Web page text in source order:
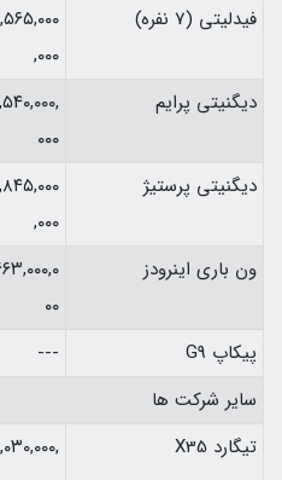
فیدلیتی (7 نفره)
,۰۰۰
دیگنیتی پرایم
۰۰۰
دیگنیتی پرستیژ
,۰۰۰
ون باری اینرودز
۰۰
پیکاپ G9 ---
سایر شرکت ها
تیگارد X35